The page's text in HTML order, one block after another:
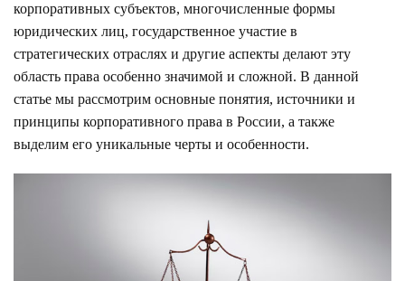
корпоративных субъектов, многочисленные формы
юридических лиц, государственное участие в
стратегических отраслях и другие аспекты делают эту
область права особенно значимой и сложной. В данной
статье мы рассмотрим основные понятия, источники и
принципы корпоративного права в России, а также
выделим его уникальные черты и особенности.